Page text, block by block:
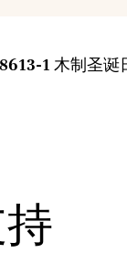
1 木制圣诞